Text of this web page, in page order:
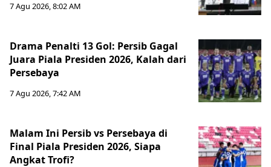
7 Agu 2026, 8:02 AM
Drama Penalti 13 Gol: Persib Gagal
Juara Piala Presiden 2026, Kalah dari
Persebaya
7 Agu 2026, 7:42 AM
Malam Ini Persib vs Persebaya di
Final Piala Presiden 2026, Siapa
Angkat Trofi?